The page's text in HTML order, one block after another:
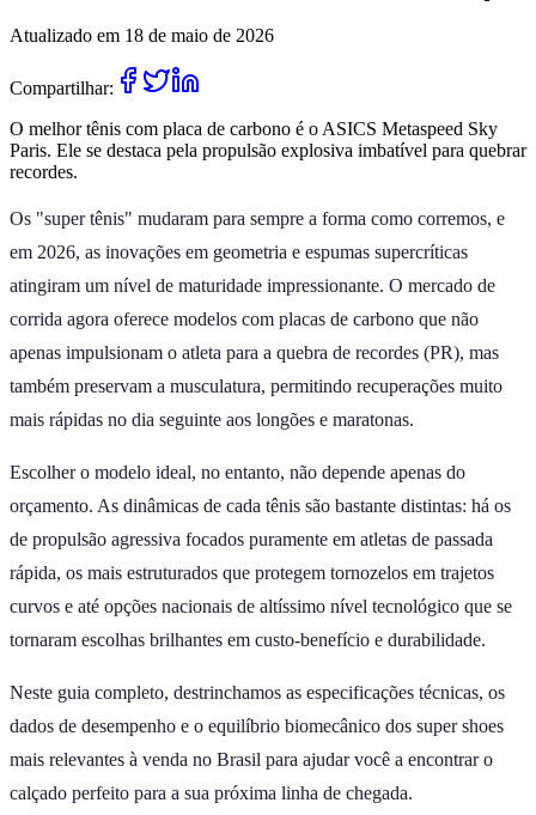
Atualizado em 18 de maio de 2026
Compartilhar:
O melhor tênis com placa de carbono é o ASICS Metaspeed Sky
Paris. Ele se destaca pela propulsão explosiva imbatível para quebrar
recordes.
Os "super tênis" mudaram para sempre a forma como corremos, e
em 2026, as inovações em geometria e espumas supercríticas
atingiram um nível de maturidade impressionante. O mercado de
corrida agora oferece modelos com placas de carbono que não
apenas impulsionam o atleta para a quebra de recordes (PR), mas
também preservam a musculatura, permitindo recuperações muito
mais rápidas no dia seguinte aos longões e maratonas.
Escolher o modelo ideal, no entanto, não depende apenas do
orçamento. As dinâmicas de cada tênis são bastante distintas: há os
de propulsão agressiva focados puramente em atletas de passada
rápida, os mais estruturados que protegem tornozelos em trajetos
curvos e até opções nacionais de altíssimo nível tecnológico que se
tornaram escolhas brilhantes em custo-benefício e durabilidade.
Neste guia completo, destrinchamos as especificações técnicas, os
dados de desempenho e o equilíbrio biomecânico dos super shoes
mais relevantes à venda no Brasil para ajudar você a encontrar o
calçado perfeito para a sua próxima linha de chegada.